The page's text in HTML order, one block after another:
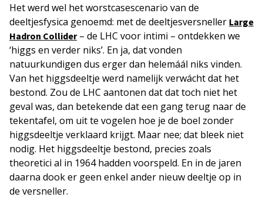
Het werd wel het worstcasescenario van de
deeltjesfysica genoemd: met de deeltjesversneller Large
Hadron Collider– de LHC voor intimi – ontdekken we
‘higgs en verder niks’. En ja, dat vonden
natuurkundigen dus erger dan helemáál niks vinden.
Van het higgsdeeltje werd namelijk verwácht dat het
bestond. Zou de LHC aantonen dat dat toch niet het
geval was, dan betekende dat een gang terug naar de
tekentafel, om uit te vogelen hoe je de boel zonder
higgsdeeltje verklaard krijgt. Maar nee; dat bleek niet
nodig. Het higgsdeeltje bestond, precies zoals
theoretici al in 1964 hadden voorspeld. En in de jaren
daarna dook er geen enkel ander nieuw deeltje op in
de versneller.